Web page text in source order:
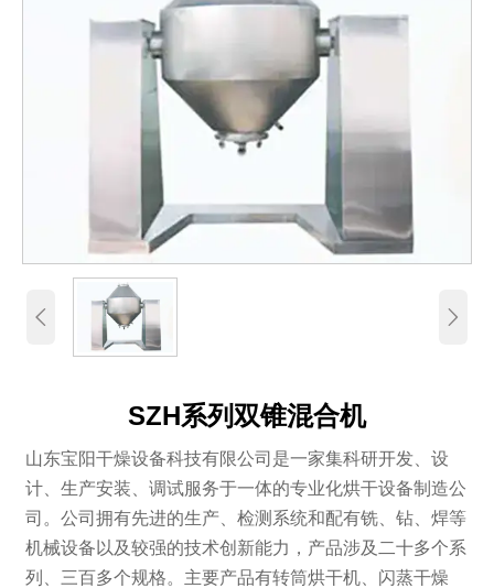
 
SZH系列双锥混合机
山东宝阳干燥设备科技有限公司是一家集科研开发、设
计、生产安装、调试服务于一体的专业化烘干设备制造公
司。公司拥有先进的生产、检测系统和配有铣、钻、焊等
机械设备以及较强的技术创新能力，产品涉及二十多个系
列、三百多个规格。主要产品有转筒烘干机、闪蒸干燥